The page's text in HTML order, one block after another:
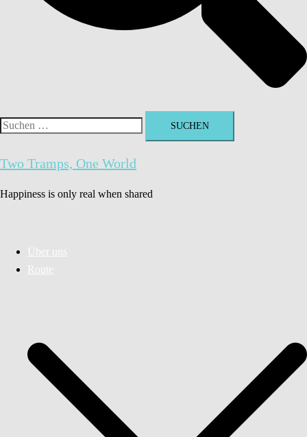
Suchen
Two Tramps, One World
Happiness is only real when shared
Über uns
Route